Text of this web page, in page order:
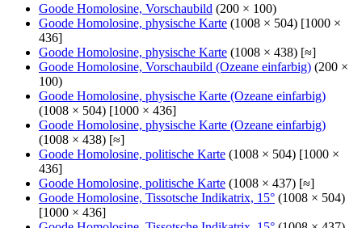
Goode Homolosine, Vorschaubild (200 × 100)
Goode Homolosine, physische Karte (1008 × 504) [1000 ×
436]
Goode Homolosine, physische Karte (1008 × 438) [≈]
Goode Homolosine, Vorschaubild (Ozeane einfarbig) (200 ×
100)
Goode Homolosine, physische Karte (Ozeane einfarbig)
(1008 × 504) [1000 × 436]
Goode Homolosine, physische Karte (Ozeane einfarbig)
(1008 × 438) [≈]
Goode Homolosine, politische Karte (1008 × 504) [1000 ×
436]
Goode Homolosine, politische Karte (1008 × 437) [≈]
Goode Homolosine, Tissotsche Indikatrix, 15° (1008 × 504)
[1000 × 436]